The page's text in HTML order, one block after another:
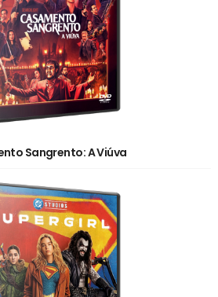
Sangrento: A Viúva